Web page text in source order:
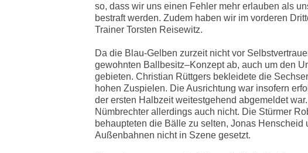
so, dass wir uns einen Fehler mehr erlauben als
bestraft werden. Zudem haben wir im vorderen
Trainer Torsten Reisewitz.
Da die Blau-Gelben zurzeit nicht vor
gewohnten Ballbesitz–Konzept ab, auch um den
gebieten. Christian Rüttgers bekleidete die
hohen Zuspielen. Die Ausrichtung war insofern
der ersten Halbzeit weitestgehend abgemeldet
Nümbrechter allerdings auch nicht. Die Stürmer
behaupteten die Bälle zu selten, Jonas
Außenbahnen nicht in Szene gesetzt.